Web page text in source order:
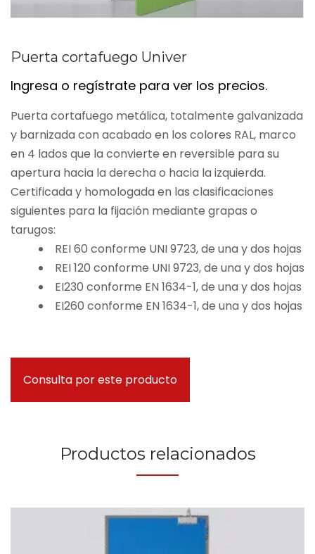
Puerta cortafuego Univer
Ingresa o regístrate para ver los precios.
Puerta cortafuego metálica, totalmente galvanizada
y barnizada con acabado en los colores RAL, marco
en 4 lados que la convierte en reversible para su
apertura hacia la derecha o hacia la izquierda.
Certificada y homologada en las clasificaciones
siguientes para la fijación mediante grapas o
tarugos:
REI 60 conforme UNI 9723, de una y dos hojas
REI 120 conforme UNI 9723, de una y dos hojas
EI230 conforme EN 1634-1, de una y dos hojas
EI260 conforme EN 1634-1, de una y dos hojas
Consulta por este producto
Productos relacionados